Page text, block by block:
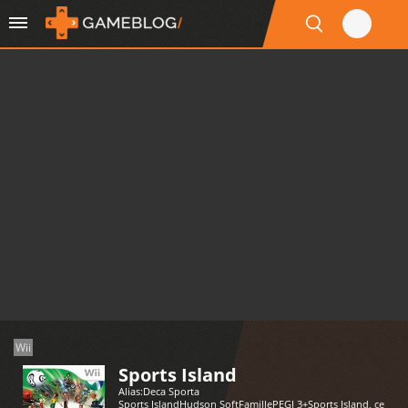
Wii
Sports Island
Alias:Deca Sporta
Sports IslandHudson SoftFamillePEGI 3+Sports Island, ce